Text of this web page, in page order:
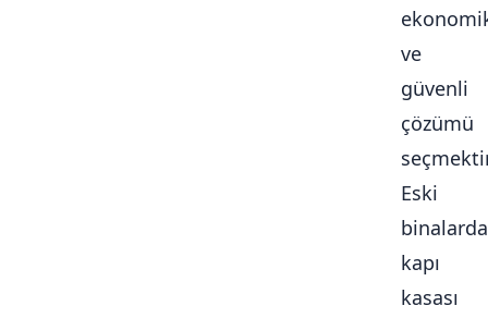
ve
güvenli
çözümü
Eski
binalarda
kapı
kasası